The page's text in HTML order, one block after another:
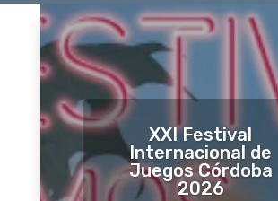
XXI Festival
Internacional de
Juegos Córdoba
2026